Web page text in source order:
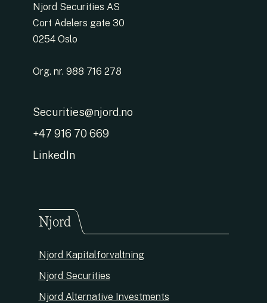
Njord Securities AS
Cort Adelers gate 30
0254 Oslo
Org. nr. 988 716 278
Securities@njord.no
+47 916 70 669
LinkedIn
Njord
Njord Kapitalforvaltning
Njord Securities
Njord Alternative Investments